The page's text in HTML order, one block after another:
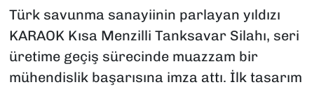
Türk savunma sanayiinin parlayan yıldızı
KARAOK Kısa Menzilli Tanksavar Silahı, seri
üretime geçiş sürecinde muazzam bir
mühendislik başarısına imza attı. İlk tasarım